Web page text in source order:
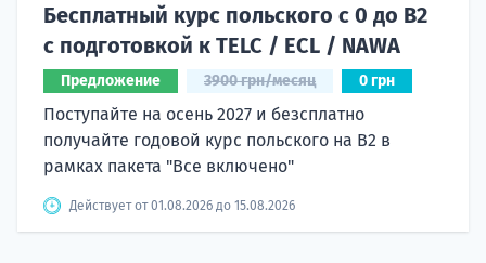
Бесплатный курс польского с 0 до B2
с подготовкой к TELC / ECL / NAWA
Предложение 3900 грн/месяц 0 грн
Поступайте на осень 2027 и безсплатно
получайте годовой курс польского на B2 в
рамках пакета "Все включено"
Действует от 01.08.2026 до 15.08.2026